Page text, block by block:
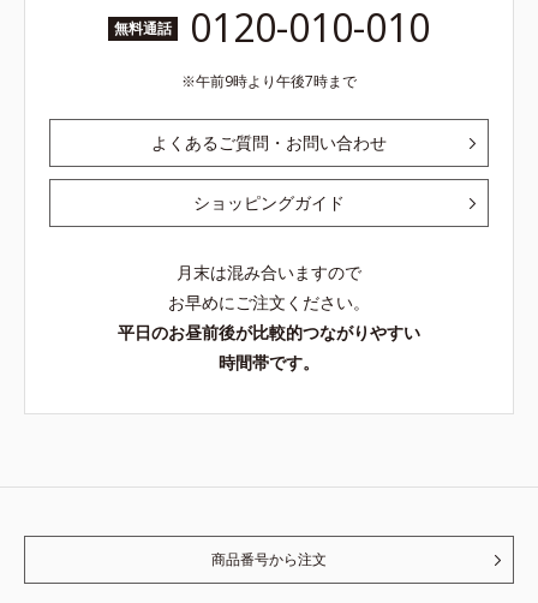
無料通話 0120-010-010
午前9時より午後7時まで
よくあるご質問・お問い合わせ
ショッピングガイド
月末は混み合いますので
お早めにご注文ください。
平日のお昼前後が比較的つながりやすい
時間帯です。
商品番号から注文